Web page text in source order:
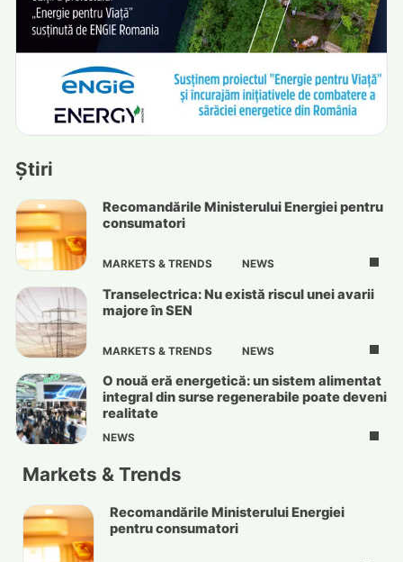
Știri
Recomandările Ministerului Energiei pentru
consumatori
MARKETS & TRENDS NEWS
Transelectrica: Nu există riscul unei avarii
majore în SEN
MARKETS & TRENDS NEWS
O nouă eră energetică: un sistem alimentat
integral din surse regenerabile poate deveni
realitate
NEWS
Markets & Trends
Recomandările Ministerului Energiei
pentru consumatori